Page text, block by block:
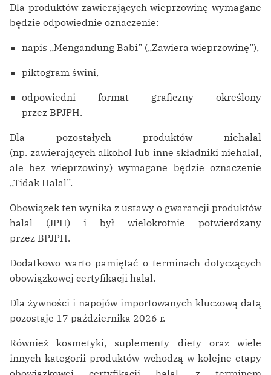
Dla produktów zawierających wieprzowinę wymagane
będzie odpowiednie oznaczenie:
napis „Mengandung Babi” („Zawiera wieprzowinę”),
piktogram świni,
odpowiedni format graficzny określony
przez BPJPH.
Dla pozostałych produktów niehalal
(np. zawierających alkohol lub inne składniki niehalal,
ale bez wieprzowiny) wymagane będzie oznaczenie
„Tidak Halal”.
Obowiązek ten wynika z ustawy o gwarancji produktów
halal (JPH) i był wielokrotnie potwierdzany
przez BPJPH.
Dodatkowo warto pamiętać o terminach dotyczących
obowiązkowej certyfikacji halal.
Dla żywności i napojów importowanych kluczową datą
pozostaje 17 października 2026 r.
Również kosmetyki, suplementy diety oraz wiele
innych kategorii produktów wchodzą w kolejne etapy